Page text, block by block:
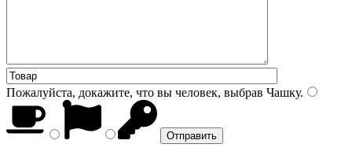
Пожалуйста, докажите, что вы человек, выбрав Чашку.